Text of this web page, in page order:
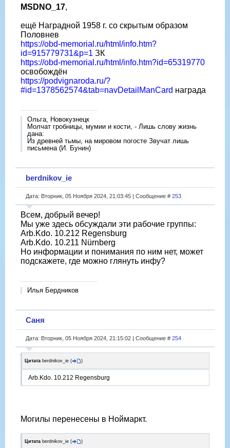
MSDNO_17,
ещë Наградной 1958 г. со скрытым образом
Половнев
https://obd-memorial.ru/html/info.htm?
id=915779731&p=1 ЗК
https://obd-memorial.ru/html/info.htm?id=65319770
освобождён
https://podvignaroda.ru/?
#id=1378562574&tab=navDetailManCard награда
Ольга, Новокузнецк
Молчат гробницы, мумии и кости, - Лишь слову жизнь
дана:
Из древней тьмы, на мировом погосте Звучат лишь
письмена (И. Бунин)
berdnikov_ie
Дата: Вторник, 05 Ноября 2024, 21:03:45 | Сообщение # 253
Всем, добрый вечер!
Мы уже здесь обсуждали эти рабочие группы:
Arb.Kdo. 10.212 Regensburg
Arb.Kdo. 10.211 Nürnberg
Но информации и понимания по ним нет, может
подскажете, где можно глянуть инфу?
Илья Бердников
Саня
Дата: Вторник, 05 Ноября 2024, 21:15:02 | Сообщение # 254
Цитата berdnikov_ie ( )
Arb.Kdo. 10.212 Regensburg
Могилы перенесены в Ноймаркт.
Цитата berdnikov_ie ( )